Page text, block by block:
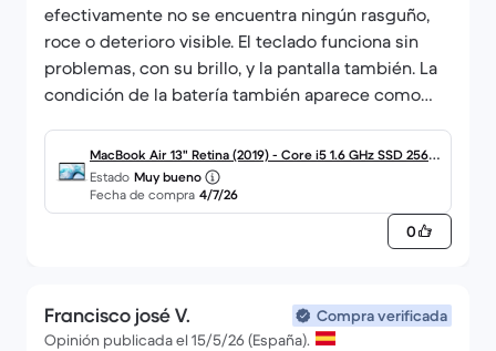
efectivamente no se encuentra ningún rasguño,
roce o deterioro visible. El teclado funciona sin
problemas, con su brillo, y la pantalla también. La
condición de la batería también aparece como
que protegía el ordenador perfectamente.
MacBook Air 13" Retina (2019) - Core i5 1.6 GHz SSD 256 -
8GB - teclado español
Estado Muy bueno
Fecha de compra 4/7/26
0
Francisco josé V.
Compra verificada
Opinión publicada el 15/5/26 (España).